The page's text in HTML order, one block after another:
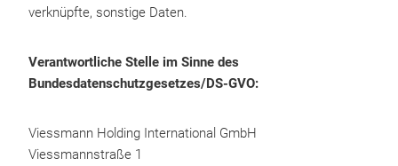
verknüpfte, sonstige Daten.
Verantwortliche Stelle im Sinne des
Bundesdatenschutzgesetzes/DS-GVO:
Viessmann Holding International GmbH
Viessmannstraße 1